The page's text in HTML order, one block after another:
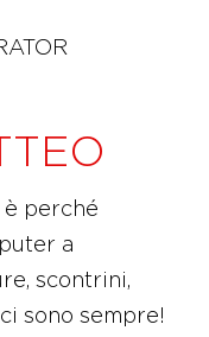
perché
a
scontrini,
sono sempre!